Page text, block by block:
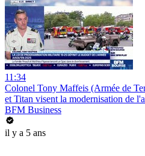
11:34
Colonel Tony Maffeis (Armée de
et Titan visent la modernisation de
BFM Business
il y a 5 ans